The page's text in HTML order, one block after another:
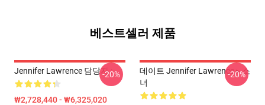
베스트셀러 제품
Jennifer Lawrence 담당자 :
₩2,728,440 - ₩6,325,020
-20%
데이트 Jennifer Lawrence ▸ 소
녀
-20%